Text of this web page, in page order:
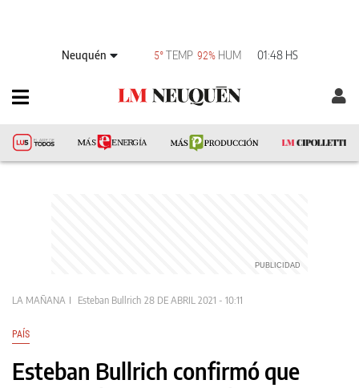
Neuquén 5° TEMP 92% HUM 01:48 HS
LA MAÑANA Esteban Bullrich 28 DE ABRIL 2021 - 10:11
PAÍS
Esteban Bullrich confirmó que